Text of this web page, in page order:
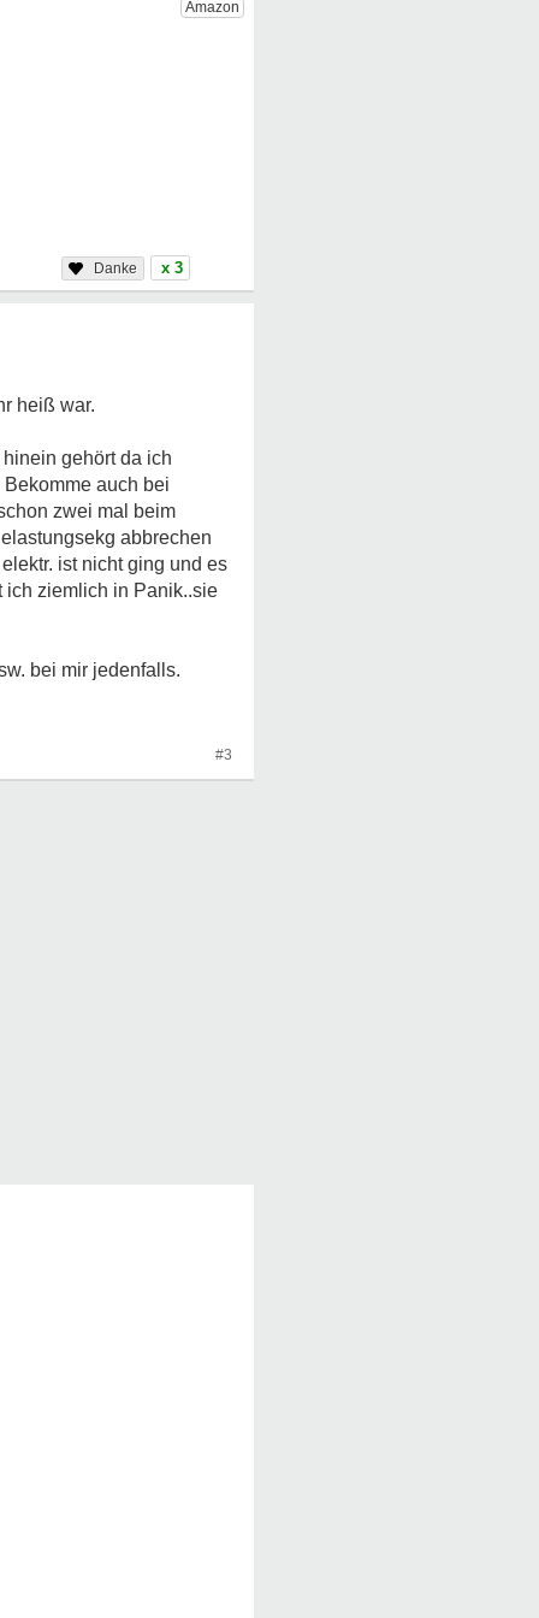
x 3
heiß war.
gehörtda ich
auch bei
zwei mal beim
abbrechen
ist nicht ging und es
ich ziemlich in Panik..sie
bei mir jedenfalls.
#3